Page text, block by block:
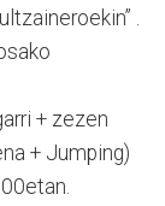
.
+ zezen
+ Jumping)